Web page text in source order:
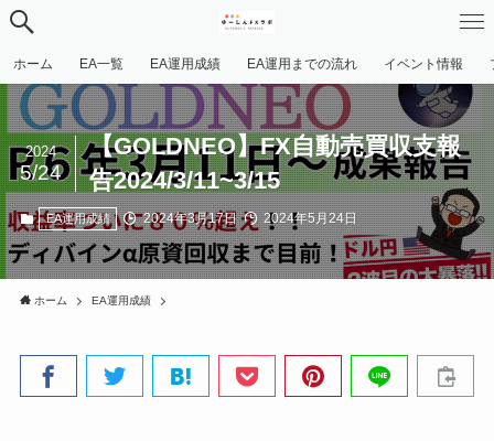
ホーム EA一覧 EA運用成績 EA運用までの流れ イベント情報
【GOLDNEO】FX自動売買収支報
告2024/3/11~3/15
2024
5/24
EA運用成績 2024年3月17日 2024年5月24日
ホーム EA運用成績